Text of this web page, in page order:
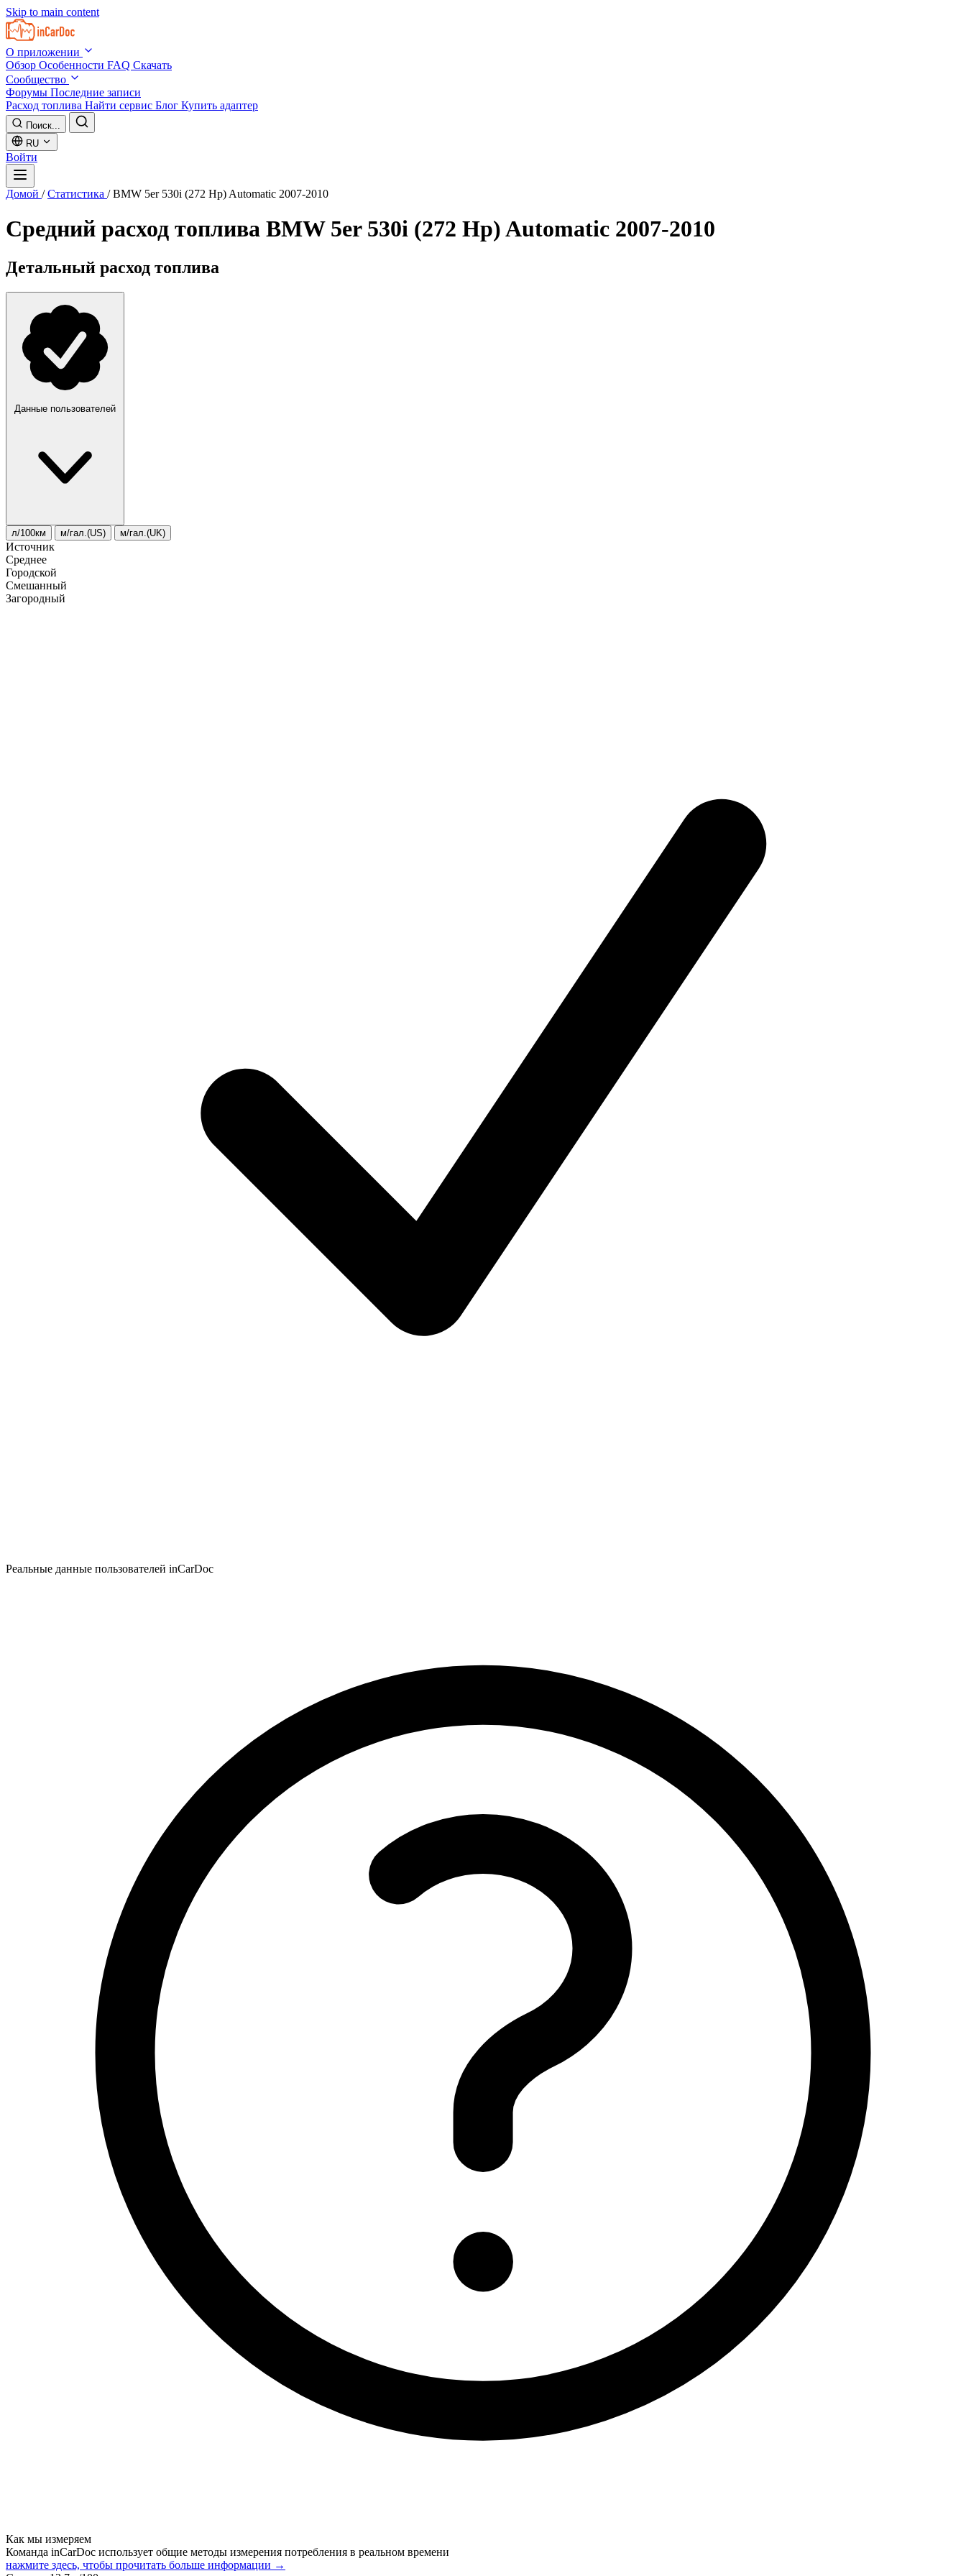
Skip to main content
О приложении
Обзор Особенности FAQ Скачать
Сообщество
Форумы Последние записи
Расход топлива Найти сервис Блог Купить адаптер
Поиск...
RU
Войти
Домой / Статистика / BMW 5er 530i (272 Hp) Automatic 2007-2010
Средний расход топлива BMW 5er 530i (272 Hp) Automatic 2007-2010
Детальный расход топлива
Данные пользователей
л/100км м/гал.(US) м/гал.(UK)
Источник
Среднее
Городской
Смешанный
Загородный
Реальные данные пользователей inCarDoc
Как мы измеряем
Команда inCarDoc использует общие методы измерения потребления в реальном времени
нажмите здесь, чтобы прочитать больше информации →